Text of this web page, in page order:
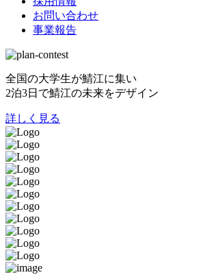
お問い合わせ
事業報告
全国の大学生が鯖江に集い
2泊3日で鯖江の未来をデザイン
詳しく見る